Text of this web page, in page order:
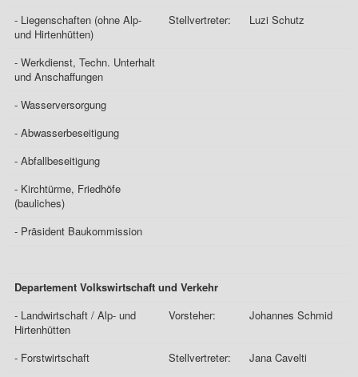
- Liegenschaften (ohne Alp-
und Hirtenhütten)
Stellvertreter: Luzi Schutz
- Werkdienst, Techn. Unterhalt
und Anschaffungen
- Wasserversorgung
- Abwasserbeseitigung
- Abfallbeseitigung
- Kirchtürme, Friedhöfe
(bauliches)
- Präsident Baukommission
Departement Volkswirtschaft und Verkehr
- Landwirtschaft / Alp- und
Hirtenhütten
Vorsteher: Johannes Schmid
- Forstwirtschaft Stellvertreter:
Jana Cavelti